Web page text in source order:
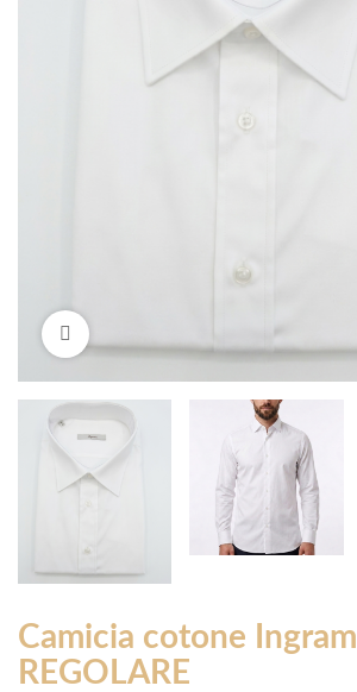
Camicia cotone Ingram
REGOLARE